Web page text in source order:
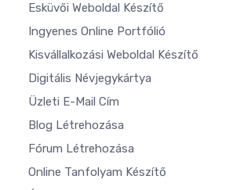
Esküvői Weboldal Készítő
Ingyenes Online Portfólió
Kisvállalkozási Weboldal Készítő
Digitális Névjegykártya
Üzleti E-Mail Cím
Blog Létrehozása
Fórum Létrehozása
Online Tanfolyam Készítő